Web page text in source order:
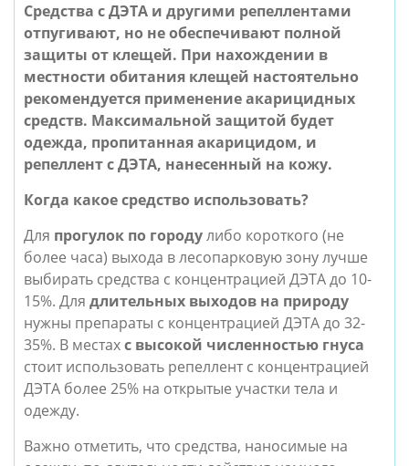
Средства с ДЭТА и другими репеллентами
отпугивают, но не обеспечивают полной
защиты от клещей. При нахождении в
местности обитания клещей настоятельно
рекомендуется применение акарицидных
средств. Максимальной защитой будет
одежда, пропитанная акарицидом, и
репеллент с ДЭТА, нанесенный на кожу.
Когда какое средство использовать?
Для прогулок по городулибо короткого (не
более часа) выхода в лесопарковую зону лучше
выбирать средства с концентрацией ДЭТА до 10-
15%. Для длительных выходов на природу
нужны препараты с концентрацией ДЭТА до 32-
35%. В местахс высокой численностью гнуса
стоит использовать репеллент с концентрацией
ДЭТА более 25% на открытые участки тела и
одежду.
Важно отметить, что средства, наносимые на